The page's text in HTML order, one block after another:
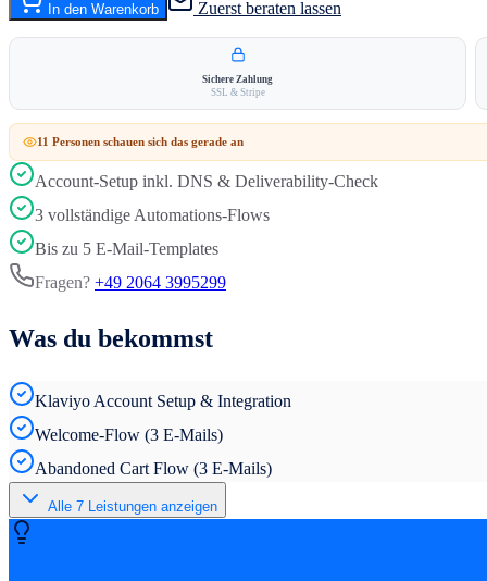
In den Warenkorb Zuerst beraten lassen
Sichere Zahlung
SSL & Stripe
11 Personen schauen sich das gerade an
Account-Setup inkl. DNS & Deliverability-Check
3 vollständige Automations-Flows
Bis zu 5 E-Mail-Templates
Fragen? +49 2064 3995299
Was du bekommst
Klaviyo Account Setup & Integration
Welcome-Flow (3 E-Mails)
Abandoned Cart Flow (3 E-Mails)
Alle 7 Leistungen anzeigen